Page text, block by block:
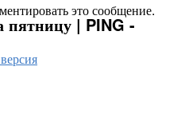
это сообщение.
пятницу | PING -